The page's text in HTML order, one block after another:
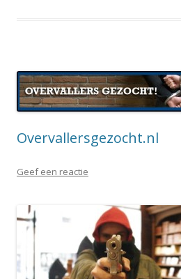
Overvallersgezocht.nl
Geef een reactie